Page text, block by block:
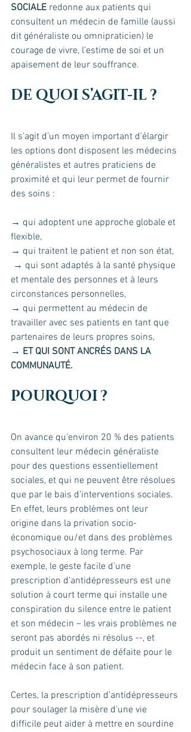
SOCIALE redonne aux patients qui
consultent un médecin de famille (aussi
dit généraliste ou omnipraticien) le
courage de vivre, l’estime de soi et un
apaisement de leur souffrance.
DE QUOI S’AGIT-IL ?
Il s’agit d’un moyen important d'élargir
les options dont disposent les médecins
généralistes et autres praticiens de
proximité et qui leur permet de fournir
des soins :
→ qui adoptent une approche globale et
flexible,
→ qui traitent le patient et non son état,
et mentale des personnes et à leurs
circonstances personnelles,
→ qui permettent au médecin de
travailler avec ses patients en tant que
partenaires de leurs propres soins,
→ ET QUI SONT ANCRÉS DANS LA
COMMUNAUTÉ.
POURQUOI ?
On avance qu’environ 20 % des patients
consultent leur médecin généraliste
pour des questions essentiellement
sociales, et qui ne peuvent être résolues
que par le bais d’interventions sociales.
En effet, leurs problèmes ont leur
origine dans la privation socio-
économique ou/et dans des problèmes
psychosociaux à long terme. Par
exemple, le geste facile d’une
prescription d’antidépresseurs est une
solution à court terme qui installe une
conspiration du silence entre le patient
et son médecin – les vrais problèmes ne
seront pas abordés ni résolus --, et
produit un sentiment de défaite pour le
médecin face à son patient.
Certes, la prescription d’antidépresseurs
pour soulager la misère d'une vie
difficile peut aider à mettre en sourdine